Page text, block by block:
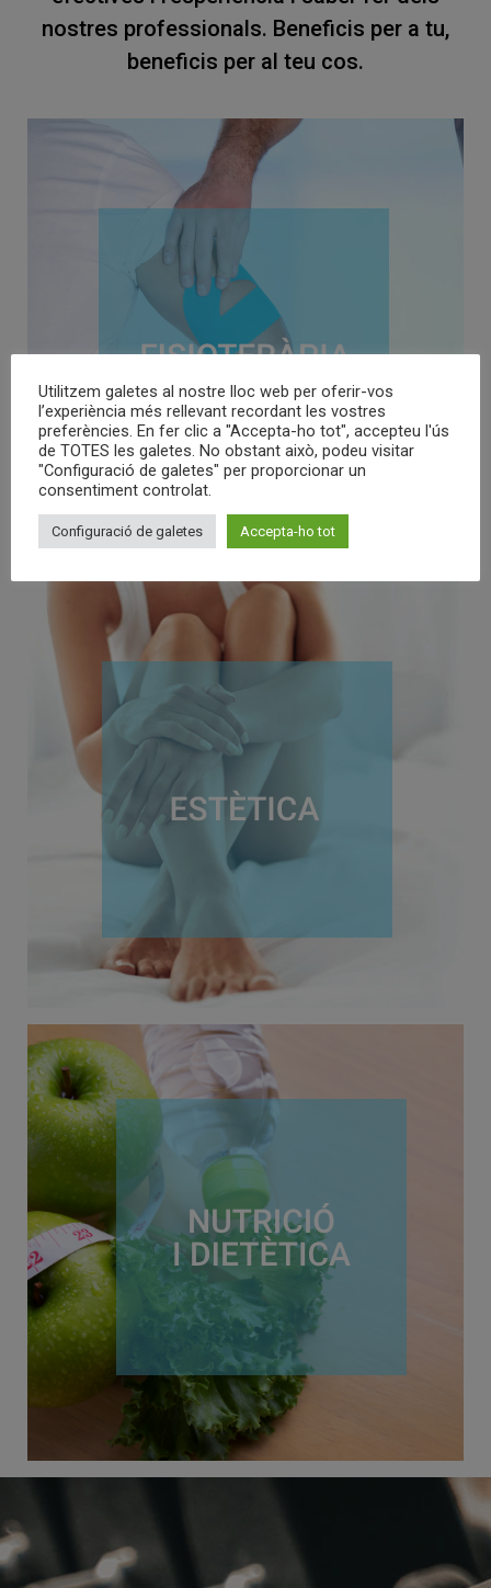
nostres professionals. Beneficis per a tu,
beneficis per al teu cos.
Utilitzem galetes al nostre lloc web per oferir-vos
l’experiència més rellevant recordant les vostres
preferències. En fer clic a "Accepta-ho tot", accepteu l'ús
de TOTES les galetes. No obstant això, podeu visitar
"Configuració de galetes" per proporcionar un
consentiment controlat.
Configuració de galetes Accepta-ho tot